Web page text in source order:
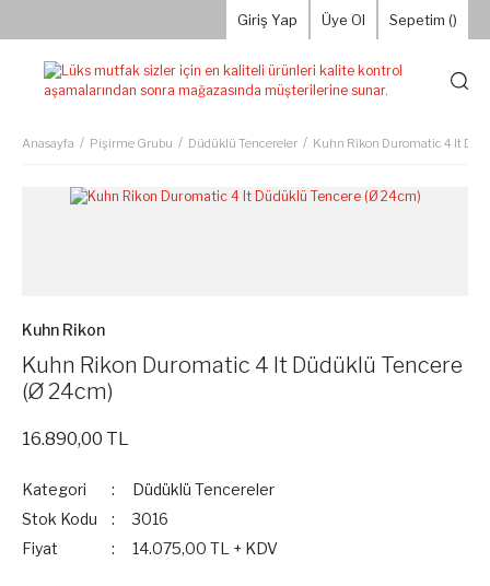
Giriş Yap Üye Ol Sepetim ()
Anasayfa Pişirme Grubu Düdüklü Tencereler Kuhn Rikon Duromatic 4 lt
Kuhn Rikon
Kuhn Rikon Duromatic 4 lt Düdüklü Tencere
(Ø 24cm)
16.890,00 TL
Kategori
Düdüklü Tencereler
Stok Kodu
3016
Fiyat
14.075,00 TL + KDV